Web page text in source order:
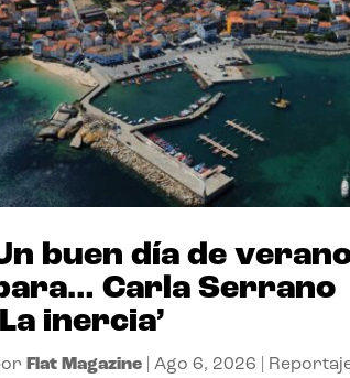
buen día de
Carla Serrano
inercia’
Flat Magazine| Ago 6, 2026